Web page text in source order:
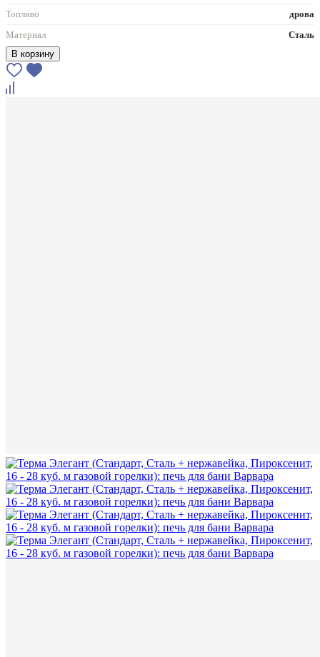
Топливо
дрова
Материал
Сталь
В корзину